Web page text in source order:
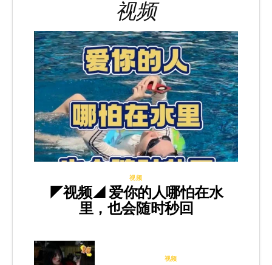
视频
视频
◤视频◢ 爱你的人哪怕在水
里，也会随时秒回
视频